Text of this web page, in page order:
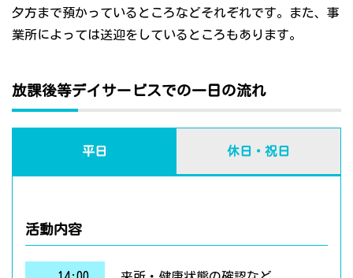
夕方まで預かっているところなどそれぞれです。また、事
業所によっては送迎をしているところもあります。
放課後等デイサービスでの一日の流れ
平日 休日・祝日
活動内容